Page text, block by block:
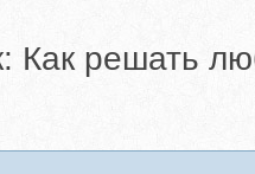
Как решать